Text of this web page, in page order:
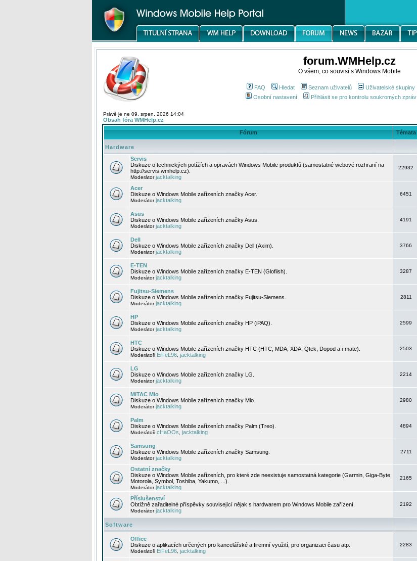
forum.WMHelp.cz
O všem, co souvisí s Windows Mobile
FAQ Hledat Seznam uživatelů Uživatelské skupiny
Osobní nastavení
Přihlásit se pro kontrolu soukromých zpráv
Právě je ne 09. srpen, 2026 14:04
Obsah fóra WMHelp.cz
Fórum Témata
Hardware
Servis
Diskuze o technických potížích a opravách Windows Mobile produktů (samostatné webové rozhraní na
http://servis.wmhelp.cz).
Moderátorjacktalking
22932
Acer
Diskuze o Windows Mobile zařízeních značky Acer.
Moderátorjacktalking
6451
Asus
Diskuze o Windows Mobile zařízeních značky Asus.
Moderátorjacktalking
4191
Dell
Diskuze o Windows Mobile zařízeních značky Dell (Axim).
Moderátorjacktalking
3766
E-TEN
Diskuze o Windows Mobile zařízeních značky E-TEN (Glofiish).
Moderátorjacktalking
3287
Fujitsu-Siemens
Diskuze o Windows Mobile zařízeních značky Fujitsu-Siemens.
Moderátorjacktalking
2811
HP
Diskuze o Windows Mobile zařízeních značky HP (iPAQ).
Moderátorjacktalking
2599
HTC
Diskuze o Windows Mobile zařízeních značky HTC (HTC, MDA, XDA, Qtek, Dopod a i-mate).
Moderátoři EiFeL96 jacktalking
2503
LG
Diskuze o Windows Mobile zařízeních značky LG.
Moderátorjacktalking
2214
MiTAC Mio
Diskuze o Windows Mobile zařízeních značky Mio.
Moderátorjacktalking
2980
Palm
Diskuze o Windows Mobile zařízeních značky Palm (Treo).
Moderátoři cHaOOs jacktalking
4894
Samsung
Diskuze o Windows Mobile zařízeních značky Samsung.
Moderátorjacktalking
2711
Ostatní značky
Diskuze o Windows Mobile zařízeních, pro které zde neexistuje samostatná kategorie (Garmin, Giga-Byte,
Motorola, Symbol, Toshiba, Yakumo, ...).
Moderátorjacktalking
2165
Příslušenství
Obtížně zařaditelné příspěvky související nějak s hardwarem pro Windows Mobile zařízení.
Moderátorjacktalking
2192
Software
Office
Diskuze o aplikacích určených pro kancelářské a firemní využití, pro organizaci času atp.
Moderátoři EiFeL96 jacktalking
2283